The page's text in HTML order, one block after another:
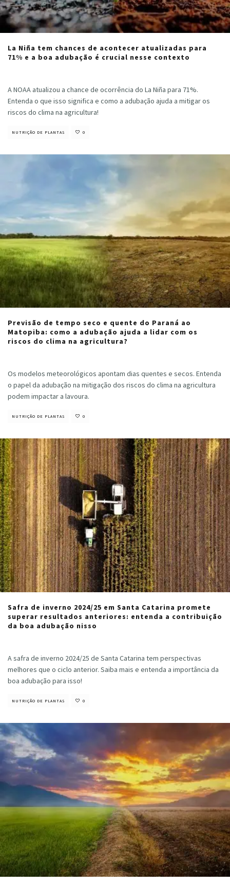
La Niña tem chances de acontecer atualizadas para
71% e a boa adubação é crucial nesse contexto
A NOAA atualizou a chance de ocorrência do La Niña para 71%.
Entenda o que isso significa e como a adubação ajuda a mitigar os
riscos do clima na agricultura!
NUTRIÇÃO DE PLANTAS 0
Previsão de tempo seco e quente do Paraná ao
Matopiba: como a adubação ajuda a lidar com os
riscos do clima na agricultura?
Os modelos meteorológicos apontam dias quentes e secos. Entenda
o papel da adubação na mitigação dos riscos do clima na agricultura
podem impactar a lavoura.
NUTRIÇÃO DE PLANTAS 0
Safra de inverno 2024/25 em Santa Catarina promete
superar resultados anteriores: entenda a contribuição
da boa adubação nisso
A safra de inverno 2024/25 de Santa Catarina tem perspectivas
melhores que o ciclo anterior. Saiba mais e entenda a importância da
boa adubação para isso!
NUTRIÇÃO DE PLANTAS 0